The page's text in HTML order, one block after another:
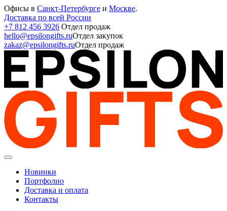
Офисы в Санкт-Петербурге и Москве.
Доставка по всей России
+7 812 456 3926 Отдел продаж
hello@epsilongifts.ruОтдел закупок
zakaz@epsilongifts.ruОтдел продаж
Новинки
Портфолио
Доставка и оплата
Контакты